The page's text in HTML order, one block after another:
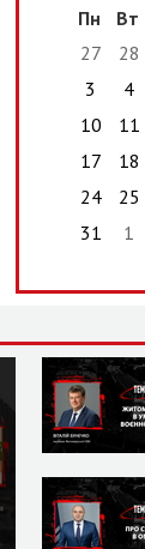
Пн
Вт
27
28
3
4
10
11
17
18
24
25
31
1